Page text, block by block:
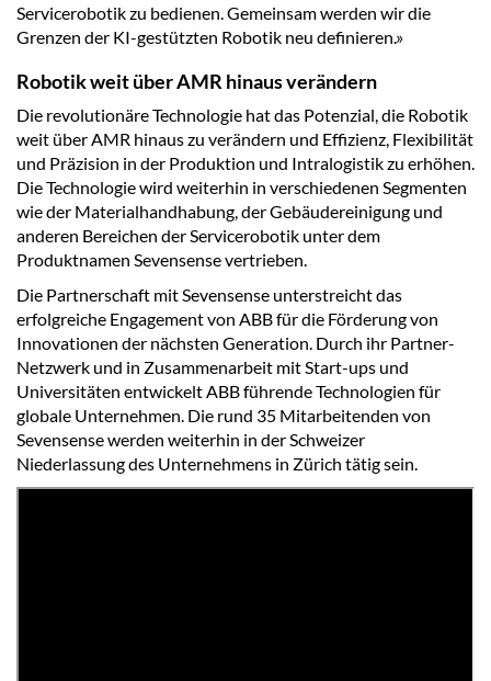
Servicerobotik zu bedienen. Gemeinsam werden wir die
Grenzen der KI-gestützten Robotik neu definieren.»
Robotik weit über AMR hinaus verändern
Die revolutionäre Technologie hat das Potenzial, die Robotik
weit über AMR hinaus zu verändern und Effizienz, Flexibilität
und Präzision in der Produktion und Intralogistik zu erhöhen.
Die Technologie wird weiterhin in verschiedenen Segmenten
wie der Materialhandhabung, der Gebäudereinigung und
anderen Bereichen der Servicerobotik unter dem
Produktnamen Sevensense vertrieben.
Die Partnerschaft mit Sevensense unterstreicht das
erfolgreiche Engagement von ABB für die Förderung von
Innovationen der nächsten Generation. Durch ihr Partner-
Netzwerk und in Zusammenarbeit mit Start-ups und
Universitäten entwickelt ABB führende Technologien für
globale Unternehmen. Die rund 35 Mitarbeitenden von
Sevensense werden weiterhin in der Schweizer
Niederlassung des Unternehmens in Zürich tätig sein.